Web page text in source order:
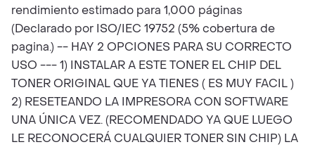
rendimiento estimado para 1,000 páginas
(Declarado por ISO/IEC 19752 (5% cobertura de
pagina.) -- HAY 2 OPCIONES PARA SU CORRECTO
USO --- 1) INSTALAR A ESTE TONER EL CHIP DEL
TONER ORIGINAL QUE YA TIENES ( ES MUY FACIL )
2) RESETEANDO LA IMPRESORA CON SOFTWARE
UNA ÚNICA VEZ. (RECOMENDADO YA QUE LUEGO
LE RECONOCERÁ CUALQUIER TONER SIN CHIP) LA